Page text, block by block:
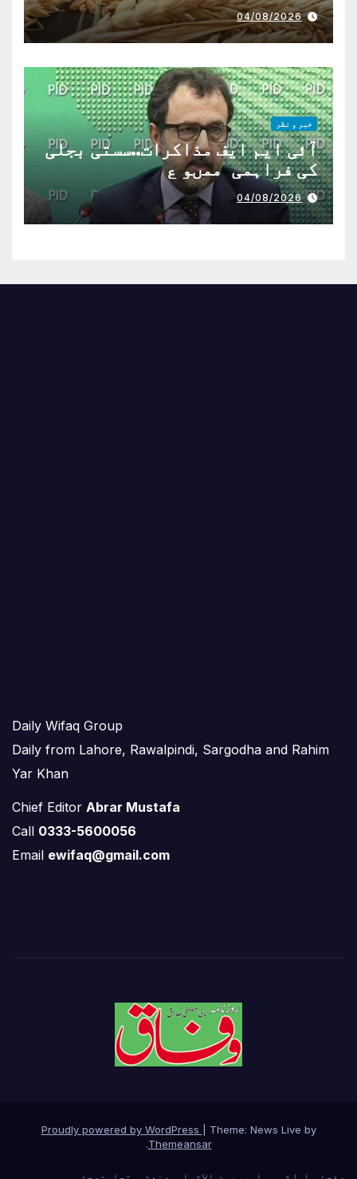
04/08/2026
خبر و نظر
آئی ایم ایف مذاکرات..سستی بجلی
کی فراہمی ممںو ع
04/08/2026
Daily Wifaq Group
Daily from Lahore, Rawalpindi, Sargodha and Rahim
Yar Khan
Chief Editor Abrar Mustafa
Call 0333-5600056
Email ewifaq@gmail.com
Proudly powered by WordPress
Theme: News Live by
Themeansar
.
صفحئہ اول قومی امور بین الاقوامی صنعت و تجارت صحت